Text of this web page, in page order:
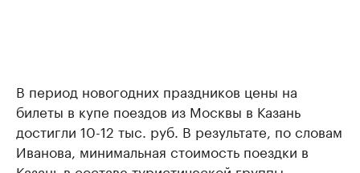
В период новогодних праздников цены на
билеты в купе поездов из Москвы в Казань
достигли 10-12 тыс. руб. В результате, по словам
Иванова, минимальная стоимость поездки в